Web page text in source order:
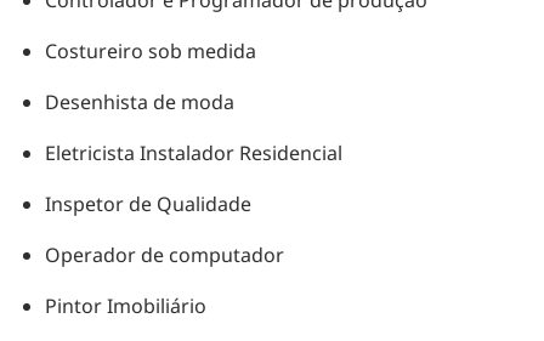
Costureiro sob medida
Desenhista de moda
Eletricista Instalador Residencial
Inspetor de Qualidade
Operador de computador
Pintor Imobiliário